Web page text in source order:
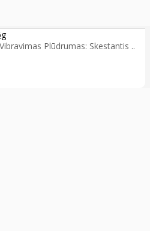
Plūdrumas: Skestantis ..